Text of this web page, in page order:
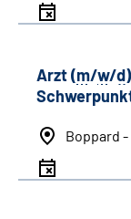
Arzt (m/w/d
Boppard -